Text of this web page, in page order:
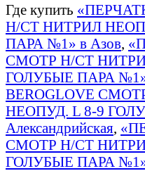
Где купить
Н/СТ НИТРИЛ
ПАРА №1» в Азов,
СМОТР Н/СТ
ГОЛУБЫЕ ПАРА №1»
BEROGLOVE
НЕОПУД. L 8-9
Александрийская,
СМОТР Н/СТ
ГОЛУБЫЕ ПАРА №1»